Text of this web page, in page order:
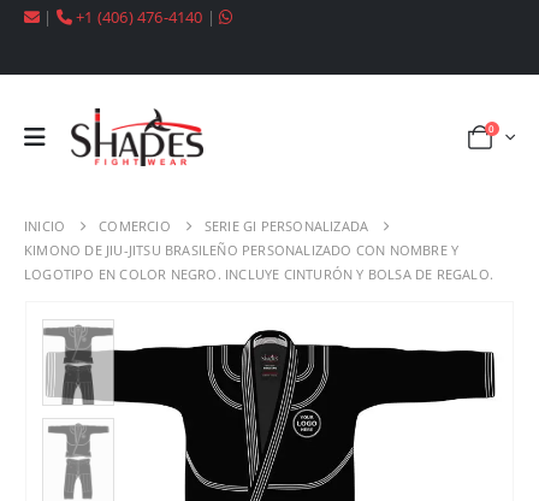
| +1 (406) 476-4140 |
0
INICIO COMERCIO
SERIE GI PERSONALIZADA
KIMONO DE JIU-JITSU BRASILEÑO PERSONALIZADO CON NOMBRE Y
LOGOTIPO EN COLOR NEGRO. INCLUYE CINTURÓN Y BOLSA DE REGALO.